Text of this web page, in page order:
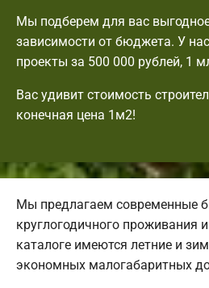
Мы подберем для вас
зависимости от бюджета. У
проекты за 500 000 рублей, 1
Вас удивит стоимость
конечная цена 1м2!
Мы предлагаем современные
круглогодичного проживания
каталоге имеются летние и
экономных малогабаритных